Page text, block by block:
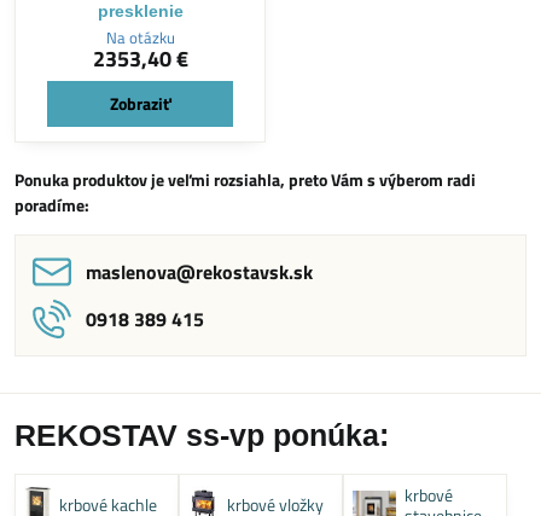
presklenie
Na otázku
2353,40 €
Zobraziť
Ponuka produktov je veľmi rozsiahla, preto Vám s výberom radi
poradíme:
maslenova​@rekostavsk​.sk
0918 389 415
REKOSTAV ss-vp ponúka:
krbové kachle krbové vložky
krbové